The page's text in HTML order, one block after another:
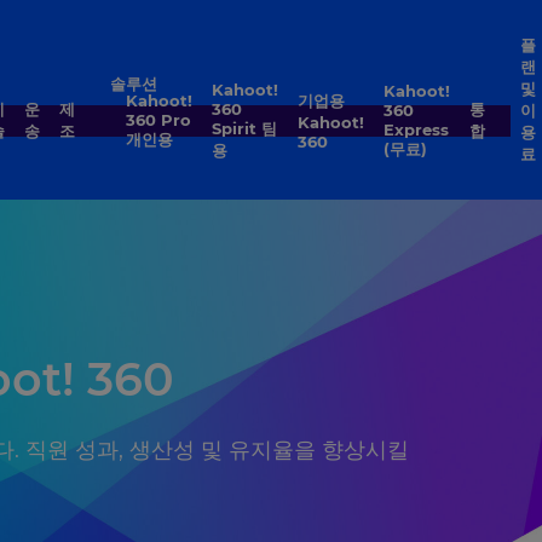
운
송
제
조
솔루션
Kahoot!
360 Pro
개인용
Kahoot!
360
Spirit 팀
용
기업용
Kahoot!
360
Kahoot!
360
Express
(무료)
통
합
플
랜
및
이
용
료
360
직원 성과, 생산성 및 유지율을 향상시킬